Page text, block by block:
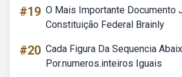
#19 O Mais Importante Documento
Constituição Federal Brainly
#20 Cada Figura Da Sequencia
Por.numeros.inteiros Iguais